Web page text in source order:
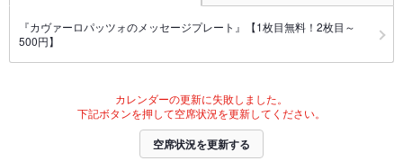
『カヴァーロパッツォのメッセージプレート』【1枚目無料！2枚目～
500円】
カレンダーの更新に失敗しました。
下記ボタンを押して空席状況を更新してください。
空席状況を更新する